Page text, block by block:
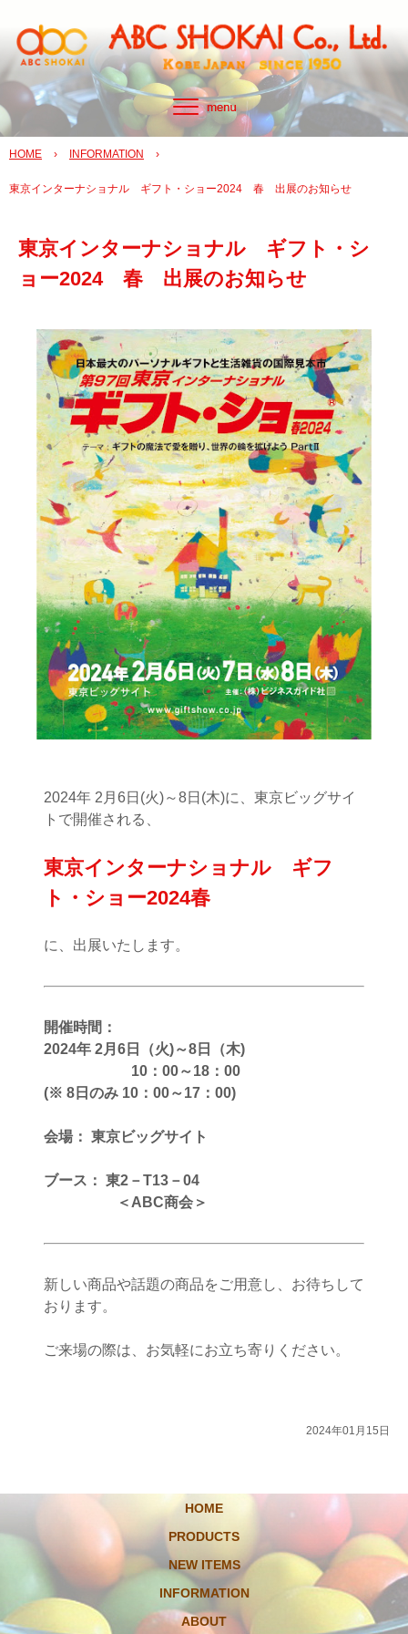
HOME › INFORMATION ›
東京インターナショナル ギフト・ショー2024 春 出展のお知らせ
東京インターナショナル ギフト・シ
ョー2024 春 出展のお知らせ
2024年 2月6日(火)～8日(木)に、東京ビッグサイ
トで開催される、
東京インターナショナル ギフ
ト・ショー2024春
に、出展いたします。
開催時間：
2024年 2月6日（火)～8日（木)
10：00～18：00
(※ 8日のみ 10：00～17：00)
会場： 東京ビッグサイト
ブース： 東2－T13－04
＜ABC商会＞
新しい商品や話題の商品をご用意し、お待ちして
おります。
ご来場の際は、お気軽にお立ち寄りください。
2024年01月15日
HOME
PRODUCTS
NEW ITEMS
INFORMATION
ABOUT